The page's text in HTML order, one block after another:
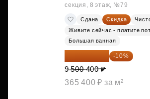
секция, 8 этаж, №79
Сдана Скидка
Живите сейчас - платите
Большая ванная
-10%
9 500 400 ₽
365 400 ₽ за м²